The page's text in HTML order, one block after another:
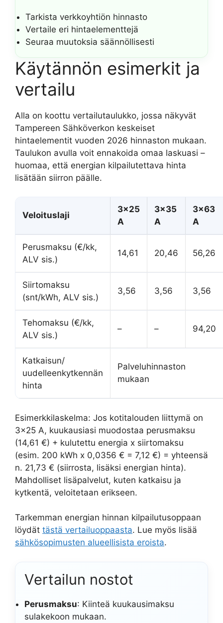
Tarkista verkkoyhtiön hinnasto
Vertaile eri hintaelementtejä
Seuraa muutoksia säännöllisesti
Käytännön esimerkit ja
vertailu
Alla on koottu vertailutaulukko, jossa näkyvät
Tampereen Sähköverkon keskeiset
hintaelementit vuoden 2026 hinnaston mukaan.
Taulukon avulla voit ennakoida omaa laskuasi –
huomaa, että energian kilpailutettava hinta
lisätään siirron päälle.
Veloituslaji
3×25
A
3×35
A
3×63
A
Perusmaksu (€/kk,
ALV sis.)
14,61 20,46 56,26
Siirtomaksu
(snt/kWh, ALV sis.)
3,56 3,56 3,56
Tehomaksu (€/kk,
ALV sis.)
– – 94,20
Katkaisun/
uudelleenkytkennän
hinta
Palveluhinnaston
mukaan
Esimerkkilaskelma: Jos kotitalouden liittymä on
3×25 A, kuukausiasi muodostaa perusmaksu
(14,61 €) + kulutettu energia x siirtomaksu
(esim. 200 kWh x 0,0356 € = 7,12 €) = yhteensä
n. 21,73 € (siirrosta, lisäksi energian hinta).
Mahdolliset lisäpalvelut, kuten katkaisu ja
kytkentä, veloitetaan erikseen.
Tarkemman energian hinnan kilpailutusoppaan
löydät tästä vertailuoppaasta. Lue myös lisää
sähkösopimusten alueellisista eroista.
Vertailun nostot
Perusmaksu: Kiinteä kuukausimaksu
sulakekoon mukaan.